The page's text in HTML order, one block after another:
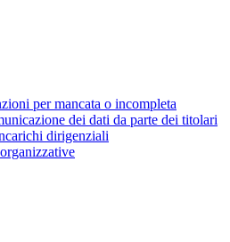
per mancata o incompleta
dei dati da parte dei titolari
dirigenziali